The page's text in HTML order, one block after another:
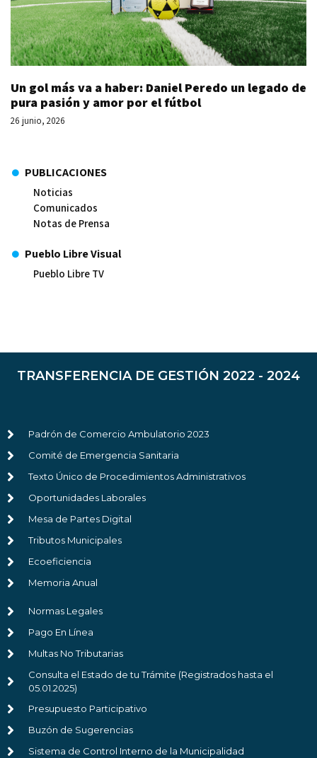
Un gol más va a haber: Daniel Peredo un legado de
pura pasión y amor por el fútbol
26 junio, 2026
PUBLICACIONES
Noticias
Comunicados
Notas de Prensa
Pueblo Libre Visual
Pueblo Libre TV
TRANSFERENCIA DE GESTIÓN 2022 - 2024
Padrón de Comercio Ambulatorio 2023
Comité de Emergencia Sanitaria
Texto Único de Procedimientos Administrativos
Oportunidades Laborales
Mesa de Partes Digital
Tributos Municipales
Ecoeficiencia
Memoria Anual
Normas Legales
Pago En Línea
Multas No Tributarias
Consulta el Estado de tu Trámite (Registrados hasta el
05.01.2025)
Presupuesto Participativo
Buzón de Sugerencias
Sistema de Control Interno de la Municipalidad